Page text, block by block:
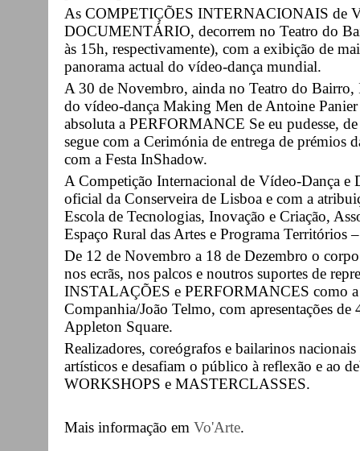
As COMPETIÇÕES INTERNACIONAIS de
DOCUMENTÁRIO, decorrem no Teatro do
às 15h, respectivamente), com a exibição de
panorama actual do vídeo-dança mundial.
A 30 de Novembro, ainda no Teatro do
do vídeo-dança Making Men de Antoine Panier
absoluta a PERFORMANCE Se eu pudesse,
segue com a Cerimónia de entrega de prémios
com a Festa InShadow.
A Competição Internacional de Vídeo-Dança
oficial da Conserveira de Lisboa e com a
Escola de Tecnologias, Inovação e Criação,
Espaço Rural das Artes e Programa Territórios
De 12 de Novembro a 18 de Dezembro o
nos ecrãs, nos palcos e noutros suportes de
INSTALAÇÕES e PERFORMANCES como
Companhia/João Telmo, com apresentações
Appleton Square.
Realizadores, coreógrafos e bailarinos
artísticos e desafiam o público à reflexão e ao
WORKSHOPS e MASTERCLASSES.
Mais informação em Vo'Arte.